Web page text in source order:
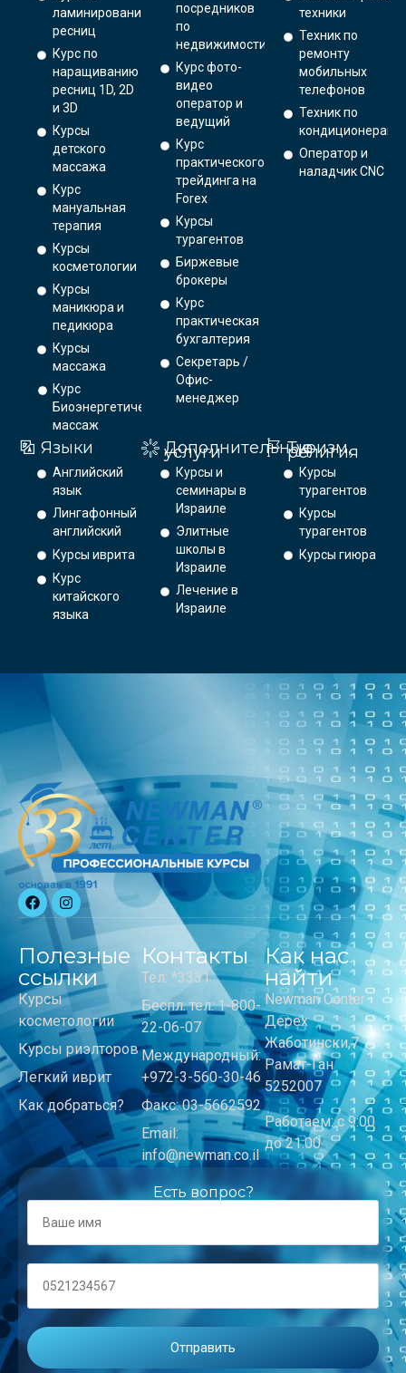
ламинированию
ресниц
Курс по
наращиванию
ресниц 1D, 2D
и 3D
Курсы
детского
массажа
Курс
мануальная
терапия
Курсы
косметологии
Курсы
маникюра и
педикюра
Курсы
массажа
Курс
Биоэнергетический
массаж
посредников
по
недвижимости
Курс фото-
видео
оператор и
ведущий
Курс
практического
трейдинга на
Forex
Курсы
турагентов
Биржевые
брокеры
Курс
практическая
бухгалтерия
Секретарь /
Офис-
менеджер
техники
Техник по
ремонту
мобильных
телефонов
Техник по
кондиционерам
Оператор и
наладчик CNC
Языки
Английский
язык
Лингафонный
английский
Курсы иврита
Курс
китайского
языка
Дополнительные
услуги
Курсы и
семинары в
Израиле
Элитные
школы в
Израиле
Лечение в
Израиле
Туризм,
религия
Курсы
турагентов
Курсы
турагентов
Курсы гиюра
Полезные
ссылки
Курсы
косметологии
Курсы риэлторов
Легкий иврит
Как добраться?
Контакты
Тел: *3331
Беспл. тел: 1-800-
22-06-07
Международный:
+972-3-560-30-46
Факс: 03-5662592
Email:
info@newman.co.il
Как нас
найти
Newman Center
Дерех
Жаботински,7
Рамат-Ган
5252007
Работаем: с 9:00
до 21:00
Есть вопрос?